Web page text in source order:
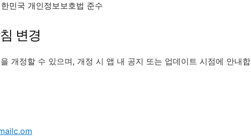
민국 개인정보보호법 준수
변경
개정할 수 있으며, 개정 시 앱 내 공지 또는 업데이트 시점에 안내합